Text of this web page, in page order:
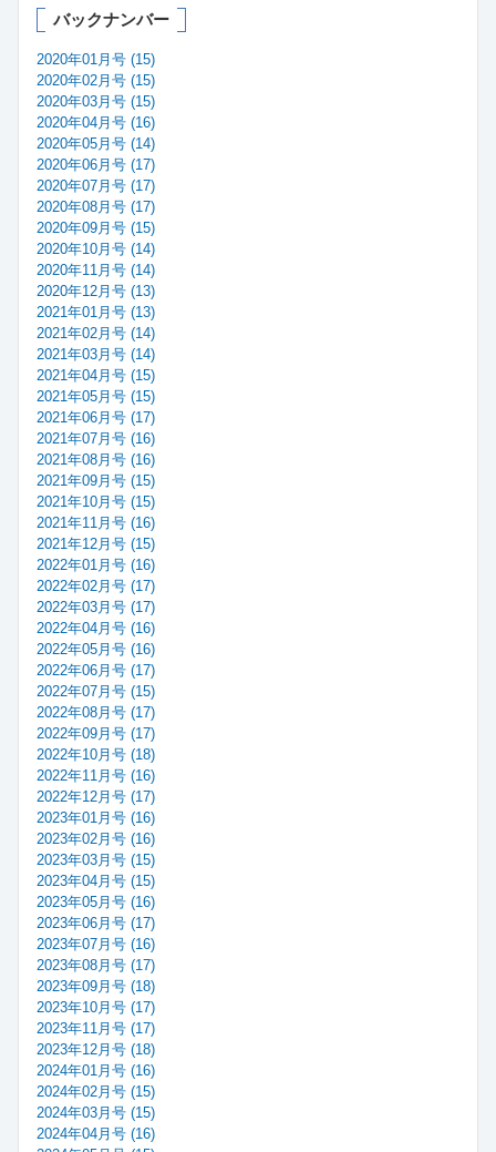
バックナンバー
2020年01月号 (15)
2020年02月号 (15)
2020年03月号 (15)
2020年04月号 (16)
2020年05月号 (14)
2020年06月号 (17)
2020年07月号 (17)
2020年08月号 (17)
2020年09月号 (15)
2020年10月号 (14)
2020年11月号 (14)
2020年12月号 (13)
2021年01月号 (13)
2021年02月号 (14)
2021年03月号 (14)
2021年04月号 (15)
2021年05月号 (15)
2021年06月号 (17)
2021年07月号 (16)
2021年08月号 (16)
2021年09月号 (15)
2021年10月号 (15)
2021年11月号 (16)
2021年12月号 (15)
2022年01月号 (16)
2022年02月号 (17)
2022年03月号 (17)
2022年04月号 (16)
2022年05月号 (16)
2022年06月号 (17)
2022年07月号 (15)
2022年08月号 (17)
2022年09月号 (17)
2022年10月号 (18)
2022年11月号 (16)
2022年12月号 (17)
2023年01月号 (16)
2023年02月号 (16)
2023年03月号 (15)
2023年04月号 (15)
2023年05月号 (16)
2023年06月号 (17)
2023年07月号 (16)
2023年08月号 (17)
2023年09月号 (18)
2023年10月号 (17)
2023年11月号 (17)
2023年12月号 (18)
2024年01月号 (16)
2024年02月号 (15)
2024年03月号 (15)
2024年04月号 (16)